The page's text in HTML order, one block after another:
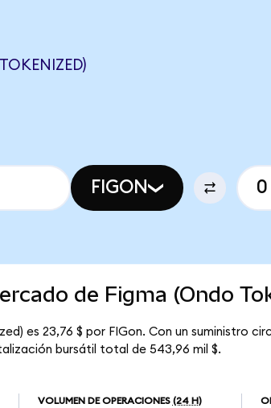
FIGON
de Figma (Ondo
es 23,76 $ por FIGon. Con un suministro
bursátil total de 543,96 mil $.
VOLUMEN DE OPERACIONES (24 H)